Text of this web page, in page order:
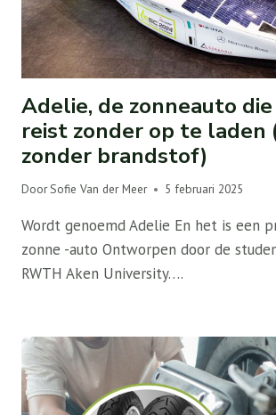
Adelie, de zonneauto
reist zonder op te laden
zonder brandstof)
DoorSofie Van der Meer 5 februari 2025
Wordt genoemd Adelie En het is een
zonne -auto Ontworpen door de
RWTH Aken University….